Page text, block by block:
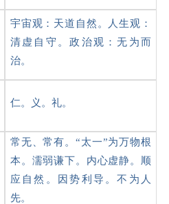
宇宙观：天道自然。人生观：
清虚自守。政治观：无为而
治。
仁。义。礼。
常无、常有。“太一”为万物根
本。濡弱谦下。内心虚静。顺
应自然。因势利导。不为人
先。